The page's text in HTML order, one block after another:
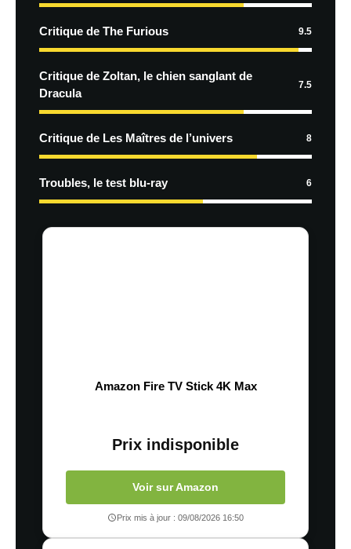
Critique de The Furious 9.5
Critique de Zoltan, le chien sanglant de
Dracula
7.5
Critique de Les Maîtres de l’univers 8
Troubles, le test blu-ray 6
Amazon Fire TV Stick 4K Max
Prix indisponible
Voir sur Amazon
Prix mis à jour : 09/08/2026 16:50